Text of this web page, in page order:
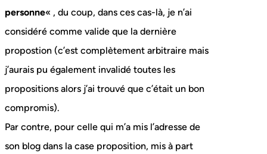
personne« , du coup, dans ces cas-là, je n’ai
considéré comme valide que la dernière
propostion (c’est complètement arbitraire mais
j’aurais pu également invalidé toutes les
propositions alors j’ai trouvé que c’était un bon
compromis).
Par contre, pour celle qui m’a mis l’adresse de
son blog dans la case proposition, mis à part